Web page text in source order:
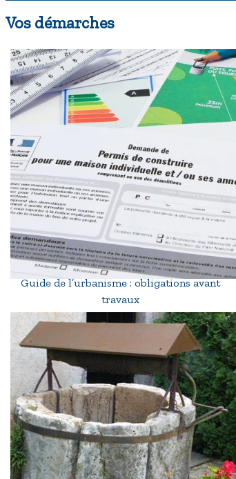
Vos démarches
Guide de l’urbanisme : obligations avant
travaux